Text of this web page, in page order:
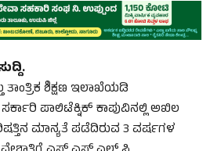
ತಾಂತ್ರಿಕ ಶಿಕ್ಷಣ ಇಲಾಖೆಯಡಿ
ಪಾಲಿಟೆಕ್ನಿಕ್ ಕಾಪುವಿನಲ್ಲಿ ಅಖಿಲ
ಮಾನ್ಯತೆ ಪಡೆದಿರುವ 3 ವರ್ಷಗಳ